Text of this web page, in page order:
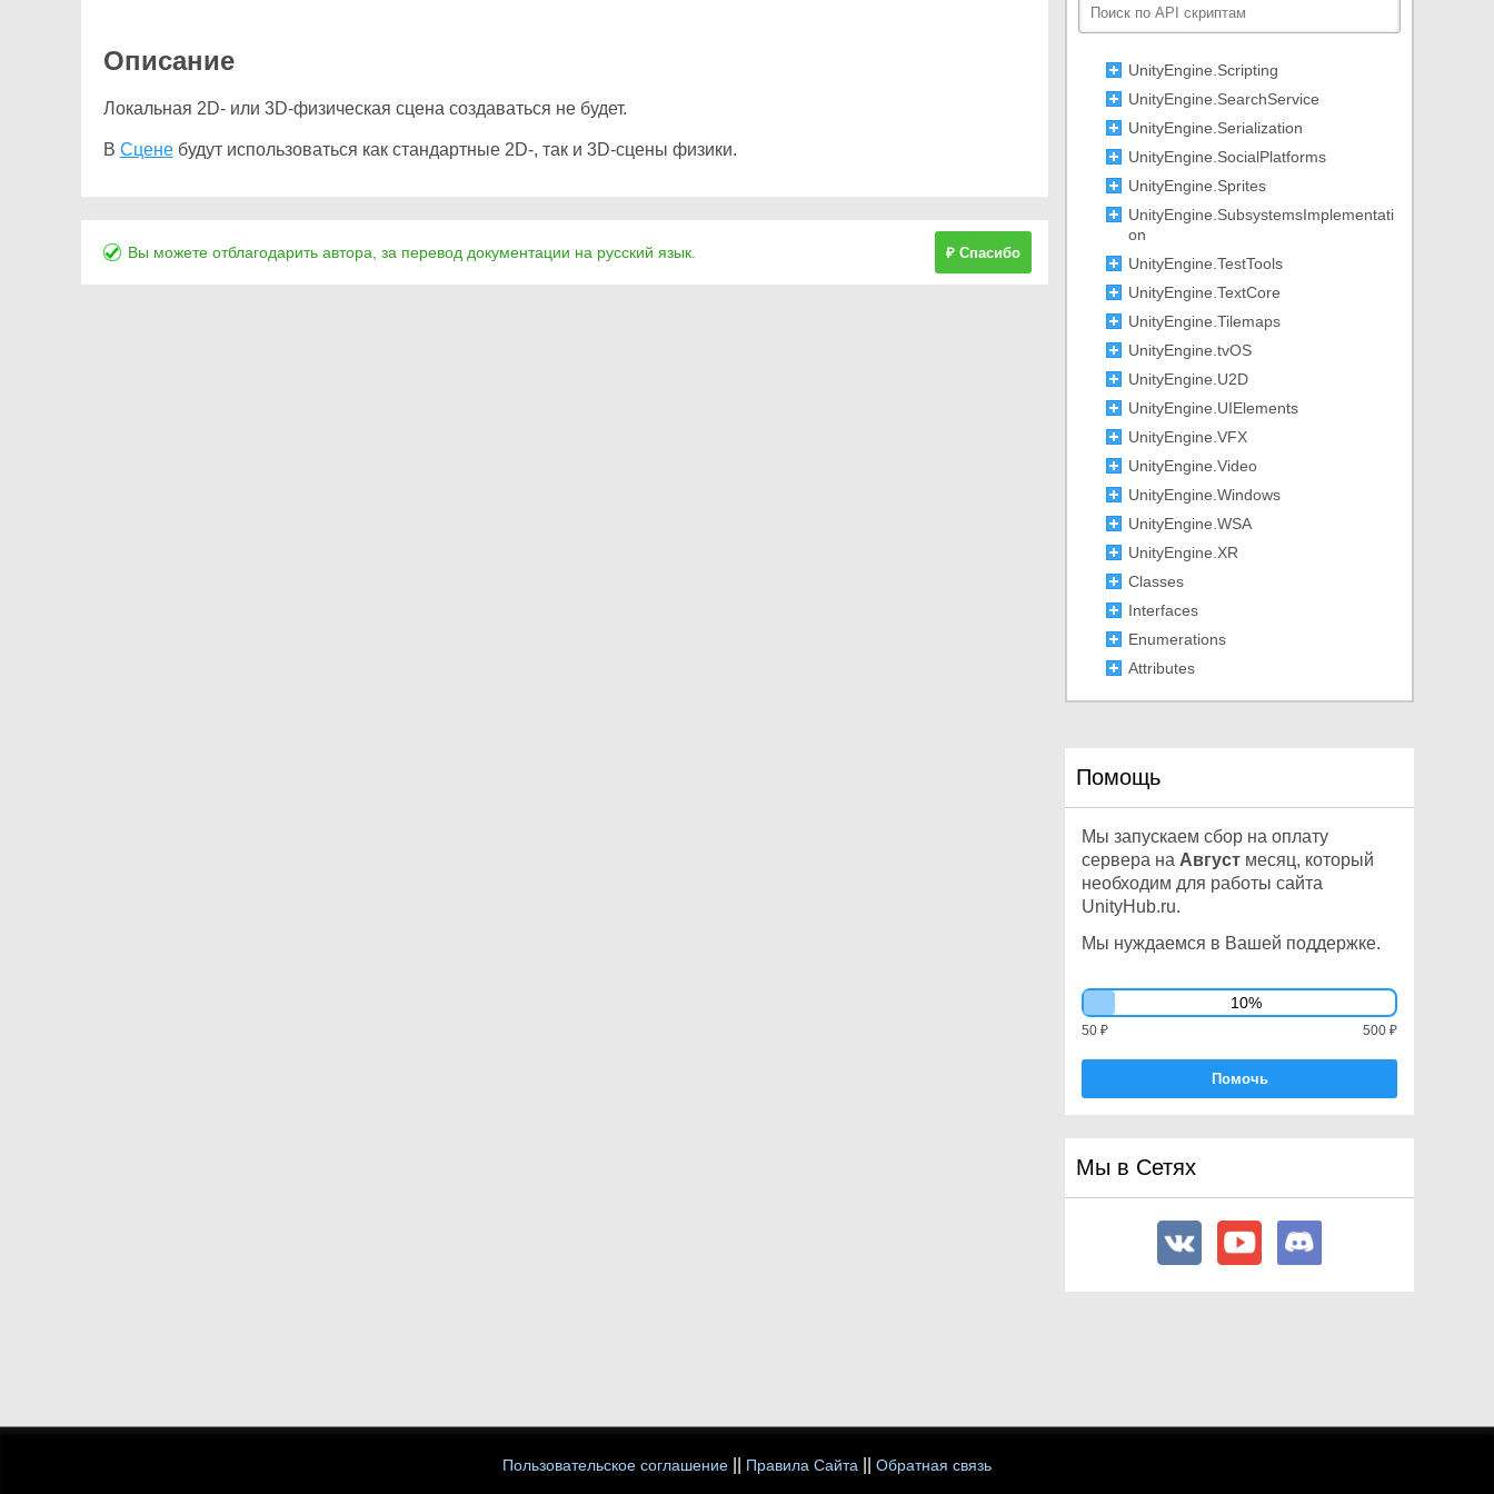
Описание
Локальная 2D- или 3D-физическая сцена создаваться не будет.
В Сценебудут использоваться как стандартные 2D-, так и 3D-сцены физики.
Вы можете отблагодарить автора, за перевод документации на русский язык. ₽ Спасибо
LocalPhysicsMode
UnityEngine.Scripting
UnityEngine.SearchService
UnityEngine.Serialization
UnityEngine.SocialPlatforms
UnityEngine.Sprites
UnityEngine.SubsystemsImplementati
on
UnityEngine.TestTools
UnityEngine.TextCore
UnityEngine.Tilemaps
UnityEngine.tvOS
UnityEngine.U2D
UnityEngine.UIElements
UnityEngine.VFX
UnityEngine.Video
UnityEngine.Windows
UnityEngine.WSA
UnityEngine.XR
Classes
Interfaces
Enumerations
Attributes
Assemblies
Other
Помощь
Мы запускаем сбор на оплату
сервера на Август месяц, который
необходим для работы сайта
UnityHub.ru.
Мы нуждаемся в Вашей поддержке.
10%
500 ₽
50 ₽
Помочь
Мы в Сетях
Пользовательское соглашение Правила Сайта Обратная связь